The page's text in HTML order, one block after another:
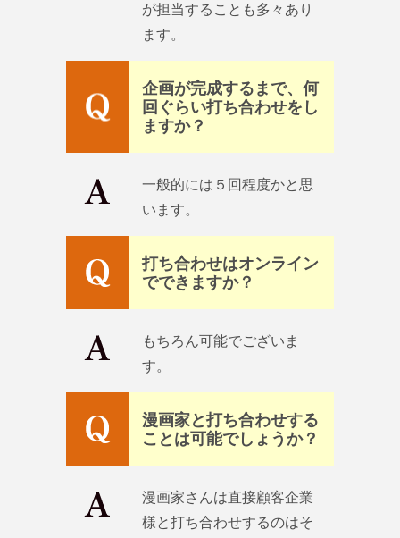
が担当することも多々あり
ます。
企画が完成するまで、何
回ぐらい打ち合わせをし
ますか？
一般的には５回程度かと思
います。
打ち合わせはオンライン
でできますか？
もちろん可能でございま
す。
漫画家と打ち合わせする
ことは可能でしょうか？
漫画家さんは直接顧客企業
様と打ち合わせするのはそ